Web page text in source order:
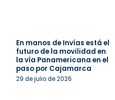
En manos de Invías está el
futuro de la movilidad en
la vía Panamericana en el
paso por Cajamarca
29 de julio de 2026